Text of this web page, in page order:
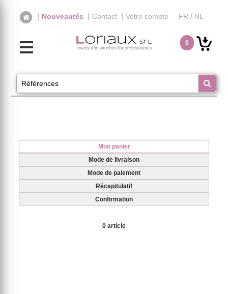
Nouveautés Contact Votre compte FR / NL
0
Mon panier
Mode de livraison
Mode de paiement
Récapitulatif
Confirmation
0 article